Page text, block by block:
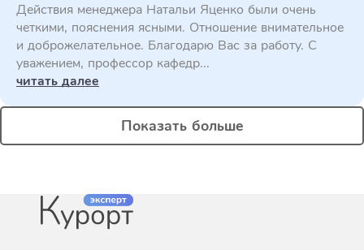
Действия менеджера Натальи Яценко были очень
четкими, пояснения ясными. Отношение внимательное
и доброжелательное. Благодарю Вас за работу. С
уважением, профессор кафедр...
читать далее
Показать больше